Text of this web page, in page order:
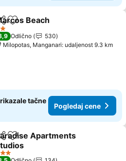
Dodati u favorite
Beach
Odlično
530
Milopotas, Manganari: udaljenost 9.3 km
tačne
Pogledaj cene
Dodati u favorite
Apartments